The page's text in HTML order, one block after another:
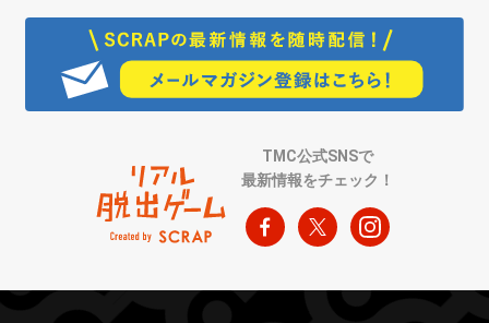
TMC公式SNSで
最新情報をチェック！